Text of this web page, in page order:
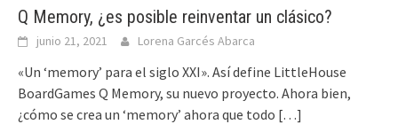
Q Memory, ¿es posible reinventar un clásico?
junio 21, 2021 Lorena Garcés Abarca
«Un ‘memory’ para el siglo XXI». Así define LittleHouse
BoardGames Q Memory, su nuevo proyecto. Ahora bien,
¿cómo se crea un ‘memory’ ahora que todo […]